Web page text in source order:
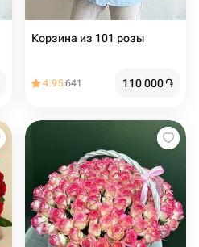
Корзина из 101 розы
4.95641 110 000֏